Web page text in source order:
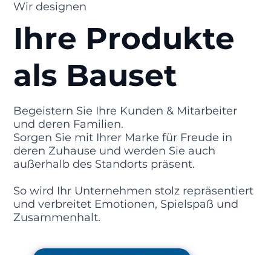
Ihre Produkte
als Bauset
Begeistern Sie Ihre Kunden & Mitarbeiter
und deren Familien.
Sorgen Sie mit Ihrer Marke für Freude in
deren Zuhause und werden Sie auch
außerhalb des Standorts präsent.
So wird Ihr Unternehmen stolz repräsentiert
und verbreitet Emotionen, Spielspaß und
Zusammenhalt.
Wir designen